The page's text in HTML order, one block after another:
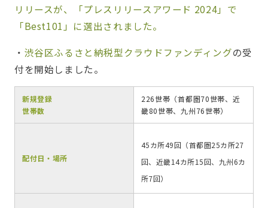
リリースが、「プレスリリースアワード 2024」で
「Best101」に選出されました。
・ 渋谷区ふるさと納税型クラウドファンディングの受
付を開始しました。
新規登録
世帯数
226世帯（首都圏70世帯、近
畿80世帯、九州76世帯）
配付日・場所
45カ所49回（首都圏25カ所27
回、近畿14カ所15回、九州6カ
所7回）